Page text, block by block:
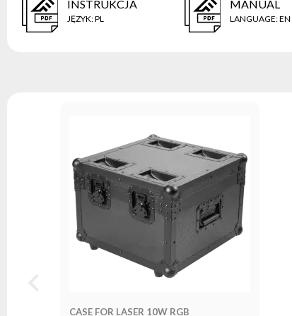
INSTRUKCJA
JĘZYK:PL
MANUAL
LANGUAGE:EN
CASE FOR LASER 10W RGB